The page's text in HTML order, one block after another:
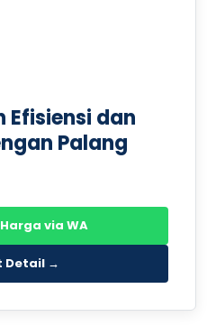
dan
Palang
via WA
Detail →